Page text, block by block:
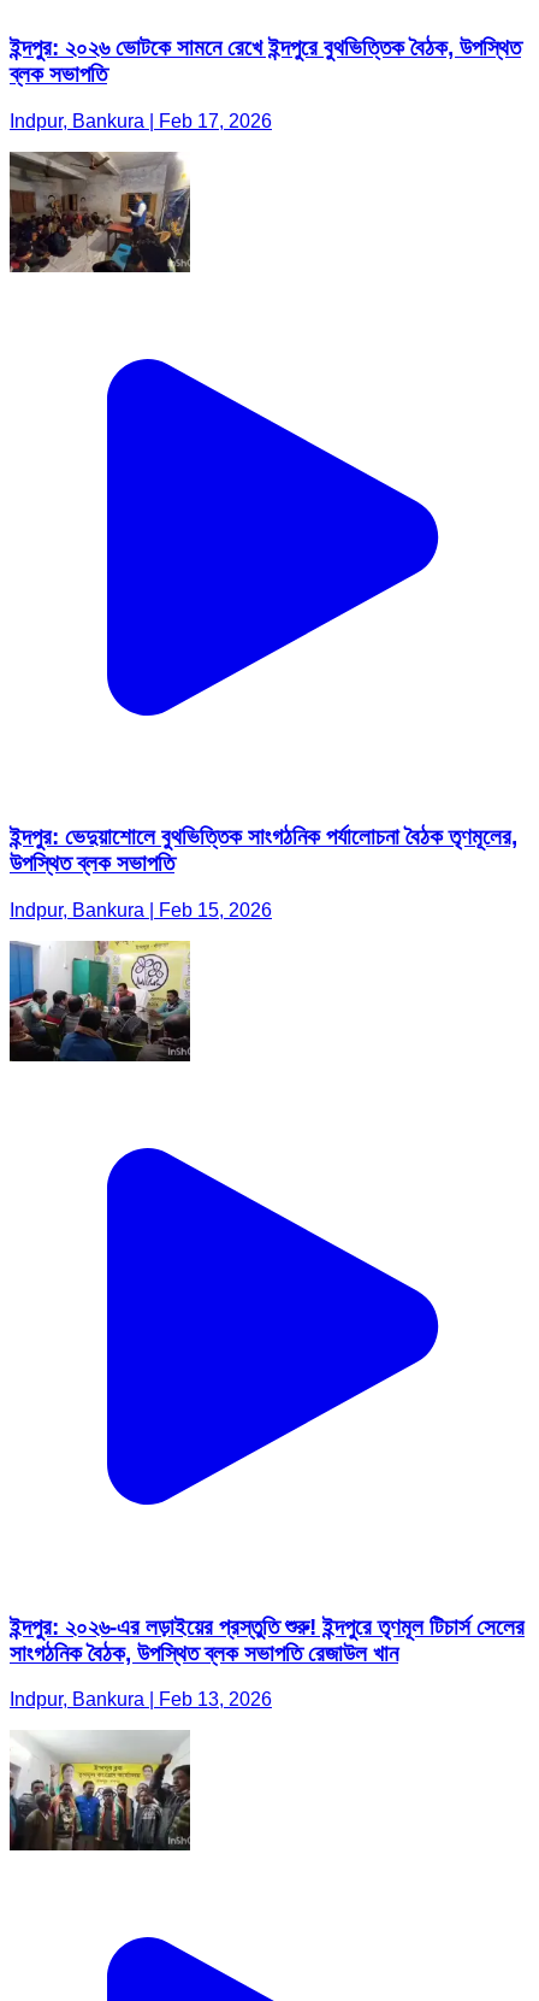
ইন্দপুর: ২০২৬ ভোটকে সামনে রেখে ইন্দপুরে বুথভিত্তিক বৈঠক, উপস্থিত
ব্লক সভাপতি
Indpur, Bankura | Feb 17, 2026
ইন্দপুর: ভেদুয়াশোলে বুথভিত্তিক সাংগঠনিক পর্যালোচনা বৈঠক তৃণমূলের,
উপস্থিত ব্লক সভাপতি
Indpur, Bankura | Feb 15, 2026
ইন্দপুর: ২০২৬-এর লড়াইয়ের প্রস্তুতি শুরু! ইন্দপুরে তৃণমূল টিচার্স সেলের
সাংগঠনিক বৈঠক, উপস্থিত ব্লক সভাপতি রেজাউল খান
Indpur, Bankura | Feb 13, 2026